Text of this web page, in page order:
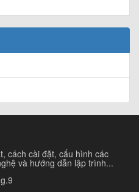
cách cài đặt, cấu hình các
và hướng dẫn lập trình...